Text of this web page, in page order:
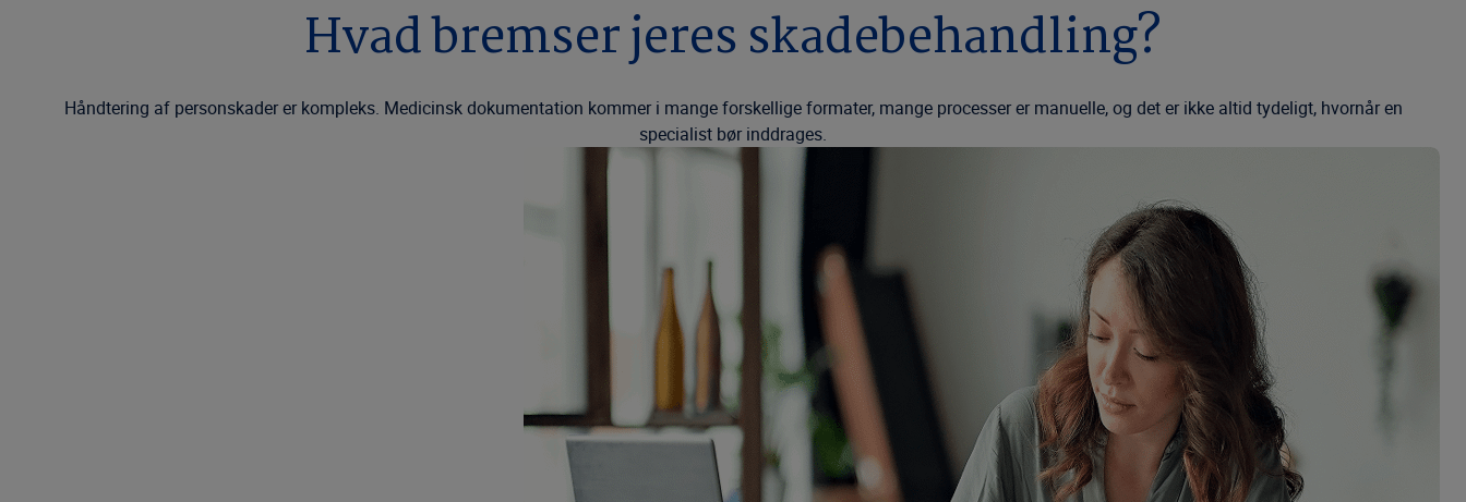
Hvad bremser jeres skadebehandling?
Håndtering af personskader er kompleks. Medicinsk dokumentation kommer i mange forskellige formater, mange processer er manuelle, og det er ikke altid tydeligt, hvornår en
specialist bør inddrages.